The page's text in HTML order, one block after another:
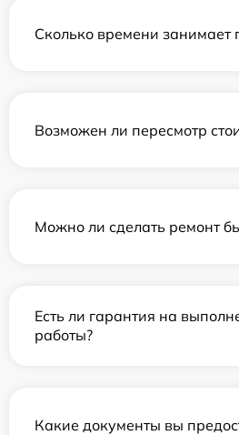
Сколько времени занимает
Возможен ли пересмотр
Можно ли сделать ремонт
Есть ли гарантия на
работы?
Какие документы вы